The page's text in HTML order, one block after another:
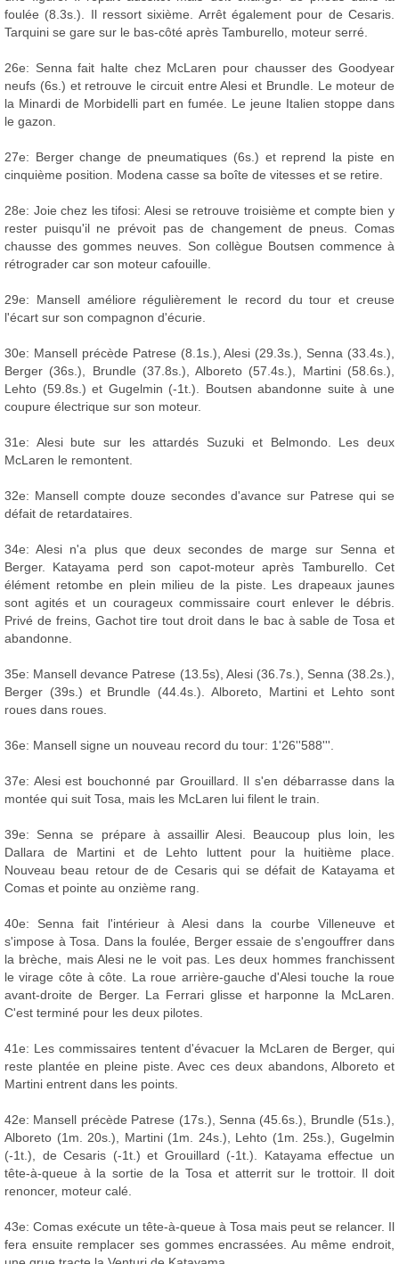
foulée (8.3s.). Il ressort sixième. Arrêt également pour de Cesaris.
Tarquini se gare sur le bas-côté après Tamburello, moteur serré.
26e: Senna fait halte chez McLaren pour chausser des Goodyear
neufs (6s.) et retrouve le circuit entre Alesi et Brundle. Le moteur de
la Minardi de Morbidelli part en fumée. Le jeune Italien stoppe dans
le gazon.
27e: Berger change de pneumatiques (6s.) et reprend la piste en
cinquième position. Modena casse sa boîte de vitesses et se retire.
28e: Joie chez les tifosi: Alesi se retrouve troisième et compte bien y
rester puisqu'il ne prévoit pas de changement de pneus. Comas
chausse des gommes neuves. Son collègue Boutsen commence à
rétrograder car son moteur cafouille.
29e: Mansell améliore régulièrement le record du tour et creuse
l'écart sur son compagnon d'écurie.
30e: Mansell précède Patrese (8.1s.), Alesi (29.3s.), Senna (33.4s.),
Berger (36s.), Brundle (37.8s.), Alboreto (57.4s.), Martini (58.6s.),
Lehto (59.8s.) et Gugelmin (-1t.). Boutsen abandonne suite à une
coupure électrique sur son moteur.
31e: Alesi bute sur les attardés Suzuki et Belmondo. Les deux
McLaren le remontent.
32e: Mansell compte douze secondes d'avance sur Patrese qui se
défait de retardataires.
34e: Alesi n'a plus que deux secondes de marge sur Senna et
Berger. Katayama perd son capot-moteur après Tamburello. Cet
élément retombe en plein milieu de la piste. Les drapeaux jaunes
sont agités et un courageux commissaire court enlever le débris.
Privé de freins, Gachot tire tout droit dans le bac à sable de Tosa et
abandonne.
35e: Mansell devance Patrese (13.5s), Alesi (36.7s.), Senna (38.2s.),
Berger (39s.) et Brundle (44.4s.). Alboreto, Martini et Lehto sont
roues dans roues.
36e: Mansell signe un nouveau record du tour: 1'26''588'''.
37e: Alesi est bouchonné par Grouillard. Il s'en débarrasse dans la
montée qui suit Tosa, mais les McLaren lui filent le train.
39e: Senna se prépare à assaillir Alesi. Beaucoup plus loin, les
Dallara de Martini et de Lehto luttent pour la huitième place.
Nouveau beau retour de de Cesaris qui se défait de Katayama et
Comas et pointe au onzième rang.
40e: Senna fait l'intérieur à Alesi dans la courbe Villeneuve et
s'impose à Tosa. Dans la foulée, Berger essaie de s'engouffrer dans
la brèche, mais Alesi ne le voit pas. Les deux hommes franchissent
le virage côte à côte. La roue arrière-gauche d'Alesi touche la roue
avant-droite de Berger. La Ferrari glisse et harponne la McLaren.
C'est terminé pour les deux pilotes.
41e: Les commissaires tentent d'évacuer la McLaren de Berger, qui
reste plantée en pleine piste. Avec ces deux abandons, Alboreto et
Martini entrent dans les points.
42e: Mansell précède Patrese (17s.), Senna (45.6s.), Brundle (51s.),
Alboreto (1m. 20s.), Martini (1m. 24s.), Lehto (1m. 25s.), Gugelmin
(-1t.), de Cesaris (-1t.) et Grouillard (-1t.). Katayama effectue un
tête-à-queue à la sortie de la Tosa et atterrit sur le trottoir. Il doit
renoncer, moteur calé.
43e: Comas exécute un tête-à-queue à Tosa mais peut se relancer. Il
fera ensuite remplacer ses gommes encrassées. Au même endroit,